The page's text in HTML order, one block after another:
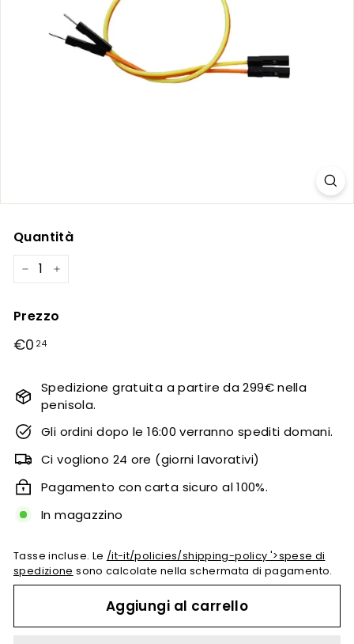
Quantità
− +
Prezzo
prezzo
€0 24
Spedizione gratuita a partire da 299€ nella
penisola.
Gli ordini dopo le 16:00 verranno spediti domani.
Ci vogliono 24 ore (giorni lavorativi)
Pagamento con carta sicuro al 100%.
In magazzino
Tasse incluse. Le /it-it/policies/shipping-policy '>spese di
spedizione sono calcolate nella schermata di pagamento.
Aggiungi al carrello